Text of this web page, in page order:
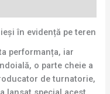
în evidență pe teren
performanța, iar
o parte cheie a
de turnatorie,